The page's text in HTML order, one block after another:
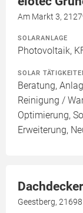
Am Markt 3,
SOLARANLAGE
Photovoltaik,
SOLAR
Beratung,
Reinigung /
Optimierung,
Erweiterung,
Geestberg,